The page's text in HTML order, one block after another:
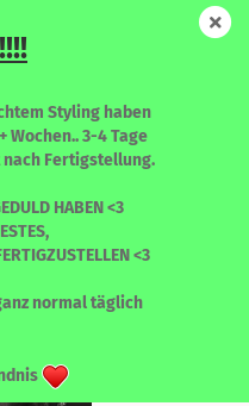
Styling haben
Wochen.. 3-4 Tage
Fertigstellung.
HABEN <3
<3
normal täglich